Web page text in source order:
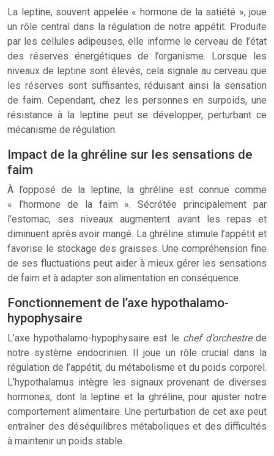
La leptine, souvent appelée « hormone de la satiété », joue
un rôle central dans la régulation de notre appétit. Produite
par les cellules adipeuses, elle informe le cerveau de l’état
des réserves énergétiques de l’organisme. Lorsque les
niveaux de leptine sont élevés, cela signale au cerveau que
les réserves sont suffisantes, réduisant ainsi la sensation
de faim. Cependant, chez les personnes en surpoids, une
résistance à la leptine peut se développer, perturbant ce
mécanisme de régulation.
Impact de la ghréline sur les sensations de
faim
À l’opposé de la leptine, la ghréline est connue comme
« l’hormone de la faim ». Sécrétée principalement par
l’estomac, ses niveaux augmentent avant les repas et
diminuent après avoir mangé. La ghréline stimule l’appétit et
favorise le stockage des graisses. Une compréhension fine
de ses fluctuations peut aider à mieux gérer les sensations
de faim et à adapter son alimentation en conséquence.
Fonctionnement de l’axe hypothalamo-
hypophysaire
L’axe hypothalamo-hypophysaire est le chef d’orchestrede
notre système endocrinien. Il joue un rôle crucial dans la
régulation de l’appétit, du métabolisme et du poids corporel.
L’hypothalamus intègre les signaux provenant de diverses
hormones, dont la leptine et la ghréline, pour ajuster notre
comportement alimentaire. Une perturbation de cet axe peut
entraîner des déséquilibres métaboliques et des difficultés
à maintenir un poids stable.